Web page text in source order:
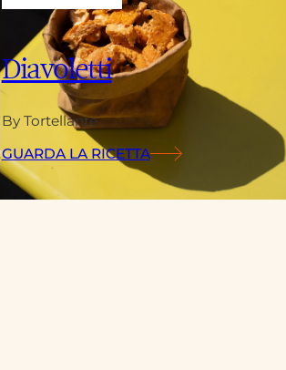
Diavoletti
By Tortellante
GUARDA LA RICETTA